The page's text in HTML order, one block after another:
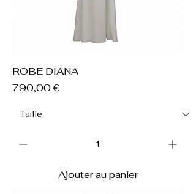
ROBE DIANA
Prix
790,00 €
Ajouter au panier